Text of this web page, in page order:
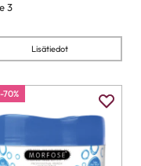
3
Lisätiedot
70%